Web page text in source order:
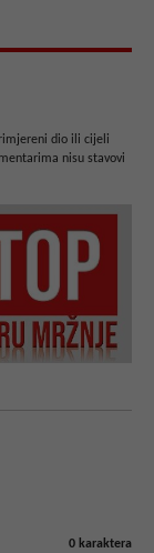
dio ili cijeli
nisu stavovi
0 karaktera